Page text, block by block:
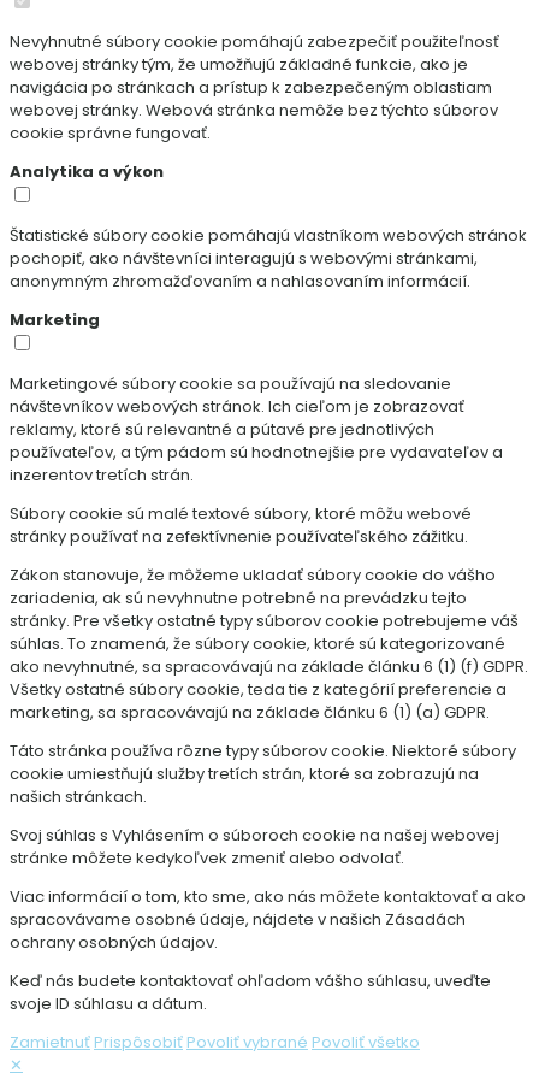
Nevyhnutné súbory cookie pomáhajú zabezpečiť použiteľnosť
webovej stránky tým, že umožňujú základné funkcie, ako je
navigácia po stránkach a prístup k zabezpečeným oblastiam
webovej stránky. Webová stránka nemôže bez týchto súborov
cookie správne fungovať.
Analytika a výkon
Štatistické súbory cookie pomáhajú vlastníkom webových stránok
pochopiť, ako návštevníci interagujú s webovými stránkami,
anonymným zhromažďovaním a nahlasovaním informácií.
Marketing
Marketingové súbory cookie sa používajú na sledovanie
návštevníkov webových stránok. Ich cieľom je zobrazovať
reklamy, ktoré sú relevantné a pútavé pre jednotlivých
používateľov, a tým pádom sú hodnotnejšie pre vydavateľov a
inzerentov tretích strán.
Súbory cookie sú malé textové súbory, ktoré môžu webové
stránky používať na zefektívnenie používateľského zážitku.
Zákon stanovuje, že môžeme ukladať súbory cookie do vášho
zariadenia, ak sú nevyhnutne potrebné na prevádzku tejto
stránky. Pre všetky ostatné typy súborov cookie potrebujeme váš
súhlas. To znamená, že súbory cookie, ktoré sú kategorizované
ako nevyhnutné, sa spracovávajú na základe článku 6 (1) (f) GDPR.
Všetky ostatné súbory cookie, teda tie z kategórií preferencie a
marketing, sa spracovávajú na základe článku 6 (1) (a) GDPR.
Táto stránka používa rôzne typy súborov cookie. Niektoré súbory
cookie umiestňujú služby tretích strán, ktoré sa zobrazujú na
našich stránkach.
Svoj súhlas s Vyhlásením o súboroch cookie na našej webovej
stránke môžete kedykoľvek zmeniť alebo odvolať.
Viac informácií o tom, kto sme, ako nás môžete kontaktovať a ako
spracovávame osobné údaje, nájdete v našich Zásadách
ochrany osobných údajov.
Keď nás budete kontaktovať ohľadom vášho súhlasu, uveďte
svoje ID súhlasu a dátum.
Zamietnuť Prispôsobiť Povoliť vybrané Povoliť všetko
✕